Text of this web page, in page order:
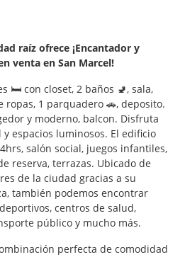
raíz ofrece ¡Encantador y
venta en San Marcel!
🛏️ con closet, 2 baños 🚽, sala,
ropas, 1 parquadero 🚗, deposito.
y moderno, balcon. Disfruta
espacios luminosos. El edificio
salón social, juegos infantiles,
reserva, terrazas. Ubicado de
de la ciudad gracias a su
también podemos encontrar
centros de salud,
público y mucho más.
perfecta de comodidad